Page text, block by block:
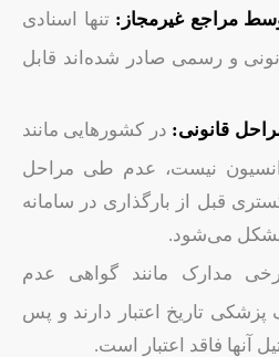
مراجع غیرمجاز: تنها اسنادی
و رسمی صادر شده‌اند قابل
قانونی: در کشورهایی مانند
نیست، عدم طی مراحل
قبل از بارگذاری در سامانه
مشکل می‌شود.
مدارک مانند گواهی عدم
پزشکی تاریخ اعتبار دارند و پس
آنها فاقد اعتبار است.